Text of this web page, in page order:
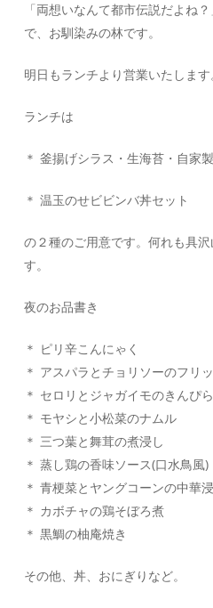
「両想いなんて都市伝説だよね？
で、お馴染みの林です。
明日もランチより営業いたします
ランチは
＊ 釜揚げシラス・生海苔・自家
＊ 温玉のせビビンバ丼セット
の２種のご用意です。何れも具
す。
夜のお品書き
＊ ピリ辛こんにゃく
＊ アスパラとチョリソーのフリ
＊ セロリとジャガイモのきんぴら
＊ モヤシと小松菜のナムル
＊ 三つ葉と舞茸の煮浸し
＊ 蒸し鶏の香味ソース(口水鳥風)
＊ 青梗菜とヤングコーンの中華
＊ カボチャの鶏そぼろ煮
＊ 黒鯛の柚庵焼き
その他、丼、おにぎりなど。